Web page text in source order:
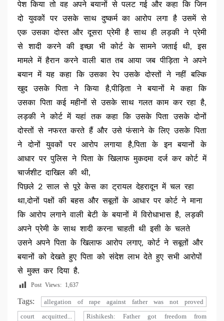
पेश किया तो वह अपने बयानों से पलट गई और कहा कि जिन
दो युवकों पर उसके साथ दुष्कर्म का आरोप लगा है उसमें से
एक उसका दोस्त और दूसरा प्रेमी है साथ ही लड़की ने प्रेमी
से शादी करने की इच्छा भी कोर्ट के सामने जताई थी, इस
मामले में हैरान करने वाली बात तब आया जब पीड़िता ने अपने
बयान में यह कहा कि उसका रेप उसके दोस्तों ने नहीं बल्कि
खुद उसके पिता ने किया है,पीड़िता ने बयानों मे कहा कि
उसका पिता कई महीनों से उसके साथ गलत काम कर रहा है,
लड़की ने कोर्ट में यहां तक कहा कि उसके पिता उसके दोनों
दोस्तों से नफरत करते हैं और उसे फंसाने के लिए उसके पिता
ने दोनों युवकों पर आरोप लगाया है,पिता के इन बयानों के
आधार पर पुलिस ने पिता के खिलाफ मुकदमा दर्ज कर कोर्ट में
चार्जशीट दाखिल की थी,
पिछले 2 साल से पूरे केस का ट्रायल देहरादून में चल रहा
था,दोनों पक्षों की बहस और सबूतों के आधार पर कोर्ट ने माना
कि आरोप लगाने वाली बेटी के बयानों में विरोधाभास है, लड़की
अपने प्रेमी के साथ शादी करना चाहती थी इसी के चलते
उसने अपने पिता के खिलाफ आरोप लगाए, कोर्ट ने सबूतों और
बयानों को देखते हुए पिता को संदेश लाभ देते हुए सभी आरोपों
से मुक्त कर दिया है.
Post Views: 1,637
Tags:
allegation of rape against father was not proved
court acquitted...
Rishikesh: Father got freedom from